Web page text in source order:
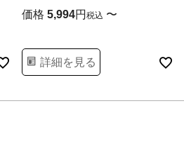
価格 5,994 税込 〜
詳細を見る